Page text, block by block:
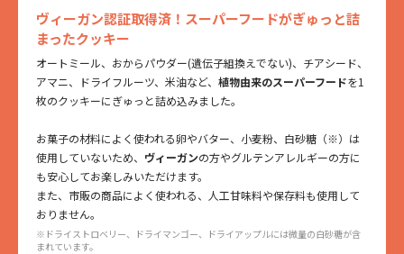
【宇治抹茶】
水溶性食物繊維（国内製造）、おからパウダー、砂糖（さとうきび
（沖縄県産））、こめ油、有機オーツ麦、抹茶加工品（抹茶、クロ
レラ）、アマニ、チアシード
【ソイプロテイン プレーン】
ん白、米澱粉）、砂糖（さとうきび（沖縄県産））、こめ油、有機
オーツ麦、アーモンド、アマニ、チアシード
※チョコレートは乳不使用ですが、同じ製造現場では、乳を含む製
炭水化物：7.5g
- 糖質：4.0g
- 食物繊維：3.5g
食塩相当量：0.00g
【イチジクアーモンド】
タンパク質：1.2g
脂質：2.9g
炭水化物：7.4g
- 糖質：3.6g
- 食物繊維：3.8g
食塩相当量：0.00g
ヴィーガン認証取得済！スーパーフードがぎゅっと詰
まったクッキー
オートミール、おからパウダー(遺伝子組換えでない)、チアシード、
アマニ、ドライフルーツ、米油など、 植物由来のスーパーフードを1
枚のクッキーにぎゅっと詰め込みました。
お菓子の材料によく使われる卵やバター、小麦粉、白砂糖（※）は
使用していないため、 ヴィーガンの方やグルテンアレルギーの方に
も安心してお楽しみいただけます。
また、市販の商品によく使われる、人工甘味料や保存料も使用して
おりません。
※ドライストロベリー、ドライマンゴー、ドライアップルには微量の白砂糖が含
まれています。